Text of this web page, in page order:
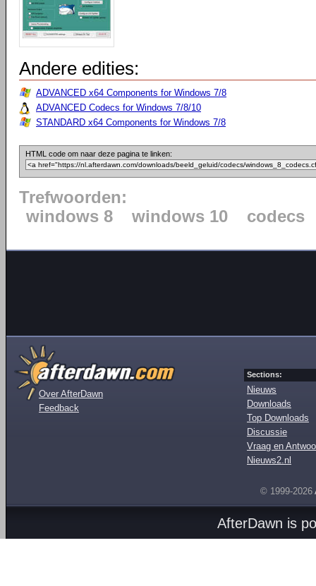
Andere edities:
ADVANCED x64 Components for Windows 7/8
ADVANCED Codecs for Windows 7/8/10
STANDARD x64 Components for Windows 7/8
HTML code om naar deze pagina te linken:
Trefwoorden:
windows 8
windows 10 codecs
Over AfterDawn
Feedback
Sections:
Nieuws
Downloads
Top Downloads
Discussie
Vraag en
Nieuws2.nl
© 1999-2026
AfterDawn is